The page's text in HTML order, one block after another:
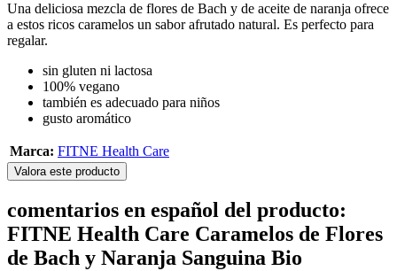
Una deliciosa mezcla de flores de Bach y de aceite de naranja ofrece
a estos ricos caramelos un sabor afrutado natural. Es perfecto para
regalar.
sin gluten ni lactosa
100% vegano
también es adecuado para niños
gusto aromático
Marca: FITNE Health Care
Valora este producto
comentarios en español del producto:
FITNE Health Care Caramelos de Flores
de Bach y Naranja Sanguina Bio